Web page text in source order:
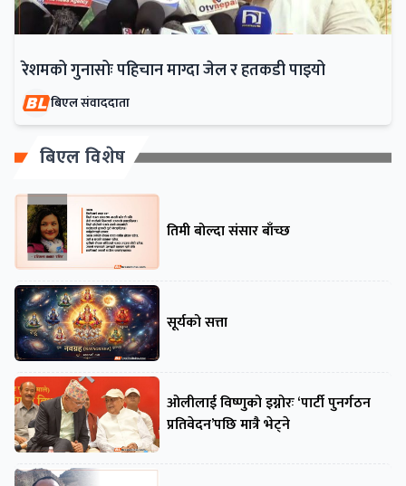
रेशमको गुनासोः पहिचान माग्दा जेल र हतकडी पाइयो
बिएल संवाददाता
बिएल विशेष
तिमी बोल्दा संसार बाँच्छ
सूर्यको सत्ता
ओलीलाई विष्णुको इग्नोरः ‘पार्टी पुनर्गठन
प्रतिवेदन’पछि मात्रै भेट्ने